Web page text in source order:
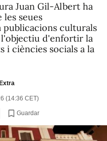
Juan Gil-Albert ha
seues
publicacions culturals
l'objectiu d'enfortir la
i ciències socials a la
(14:36 CET)
Guardar